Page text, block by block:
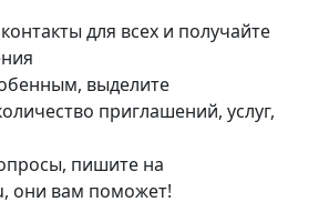
для всех и получайте
выделите
приглашений, услуг,
пишите на
они вам поможет!